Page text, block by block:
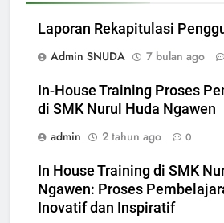
Laporan Rekapitulasi
Admin SNUDA
7 bulan ago
In-House Training Proses
di SMK Nurul Huda Ngawen
admin
2 tahun ago 0
In House Training di SMK
Ngawen: Proses
Inovatif dan Inspiratif